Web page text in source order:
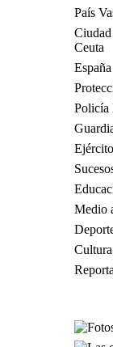
País
Ceuta
España
Policía
Medio
Cultura